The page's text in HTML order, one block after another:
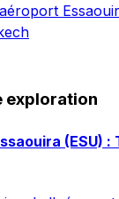
exploration
(ESU) :